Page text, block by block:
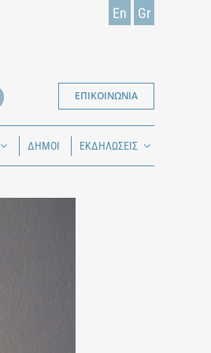
En Gr
ΕΠΙΚΟΙΝΩΝΙΑ
ΔΗΜΟΙ ΕΚΔΗΛΩΣΕΙΣ